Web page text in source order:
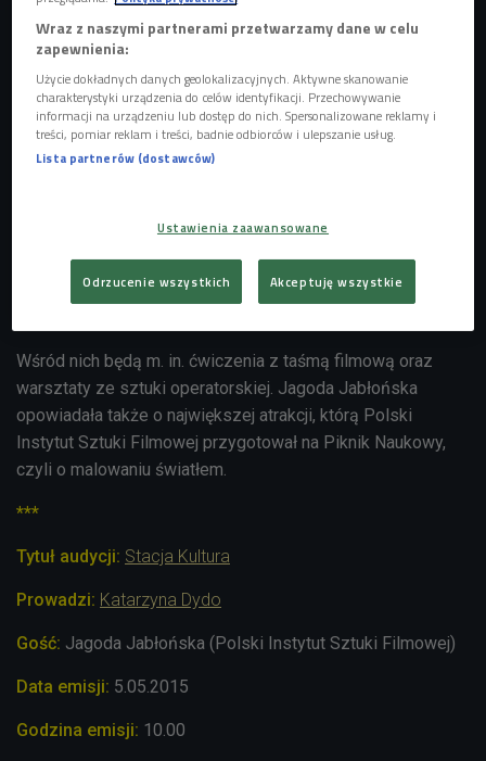
- Postawiliśmy na zasadę "zrób to sam" i przygotowaliśmy
doświadczenia, które nie będą mogły się odbyć bez udziału
Wśród nich będą m. in. ćwiczenia z taśmą filmową oraz
warsztaty ze sztuki operatorskiej. Jagoda Jabłońska
opowiadała także o największej atrakcji, którą Polski
Instytut Sztuki Filmowej przygotował na Piknik Naukowy,
czyli o malowaniu światłem.
***
Tytuł audycji: Stacja Kultura
Prowadzi: Katarzyna Dydo
Gość: Jagoda Jabłońska (Polski Instytut Sztuki Filmowej)
Data emisji: 5.05.2015
Godzina emisji: 10.00
Wraz z naszymi partnerami przetwarzamy dane w celu
zapewnienia:
Użycie dokładnych danych geolokalizacyjnych. Aktywne skanowanie
charakterystyki urządzenia do celów identyfikacji. Przechowywanie
informacji na urządzeniu lub dostęp do nich. Spersonalizowane reklamy i
treści, pomiar reklam i treści, badnie odbiorców i ulepszanie usług.
Lista partnerów (dostawców)
Ustawienia zaawansowane
Odrzucenie wszystkich Akceptuję wszystkie